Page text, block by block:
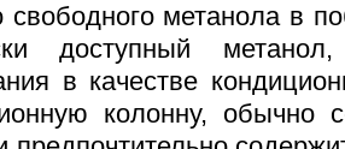
свободного метанола в
доступный
в качестве
колонну, обычно